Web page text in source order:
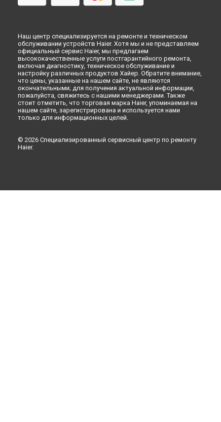
Наш центр специализируется на ремонте и техническом
обслуживании устройств Haier. Хотя мы и не представляем
официальный сервис Haier, мы предлагаем
высококачественные услуги постгарантийного ремонта,
включая диагностику, техническое обслуживание и
настройку различных продуктов Хайер. Обратите внимание,
что цены, указанные на нашем сайте, не являются
окончательными; для получения актуальной информации,
пожалуйста, свяжитесь с нашими менеджерами. Также
стоит отметить, что торговая марка Haier, упоминаемая на
нашем сайте, зарегистрирована и используется нами
только для информационных целей.
© 2026 Специализированный сервисный центр по ремонту
Haier.